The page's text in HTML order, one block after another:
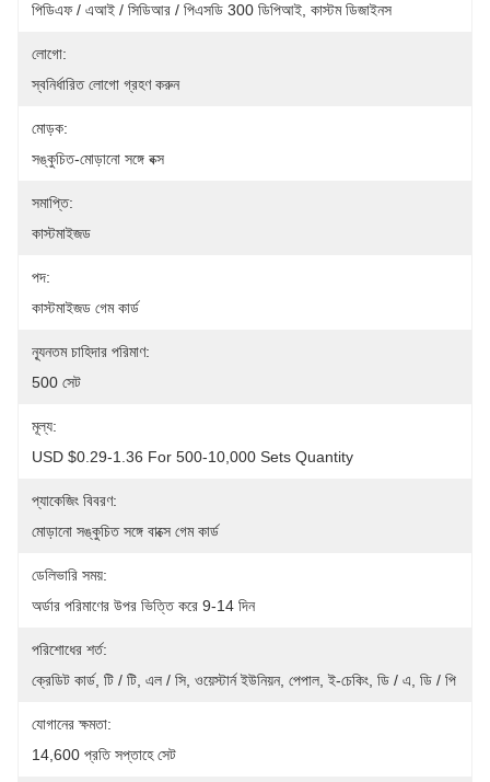
পিডিএফ / এআই / সিডিআর / পিএসডি 300 ডিপিআই, কাস্টম ডিজাইনস
লোগো:
স্বনির্ধারিত লোগো গ্রহণ করুন
মোড়ক:
সঙ্কুচিত-মোড়ানো সঙ্গে বক্স
সমাপ্তি:
কাস্টমাইজড
পদ:
কাস্টমাইজড গেম কার্ড
ন্যূনতম চাহিদার পরিমাণ:
500 সেট
মূল্য:
USD $0.29-1.36 For 500-10,000 Sets Quantity
প্যাকেজিং বিবরণ:
মোড়ানো সঙ্কুচিত সঙ্গে বাক্সে গেম কার্ড
ডেলিভারি সময়:
অর্ডার পরিমাণের উপর ভিত্তি করে 9-14 দিন
পরিশোধের শর্ত:
ক্রেডিট কার্ড, টি / টি, এল / সি, ওয়েস্টার্ন ইউনিয়ন, পেপাল, ই-চেকিং, ডি / এ, ডি / পি
যোগানের ক্ষমতা:
14,600 প্রতি সপ্তাহে সেট